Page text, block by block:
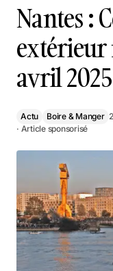
Nantes :
avril 2025
Actu Boire & Manger
· Article sponsorisé